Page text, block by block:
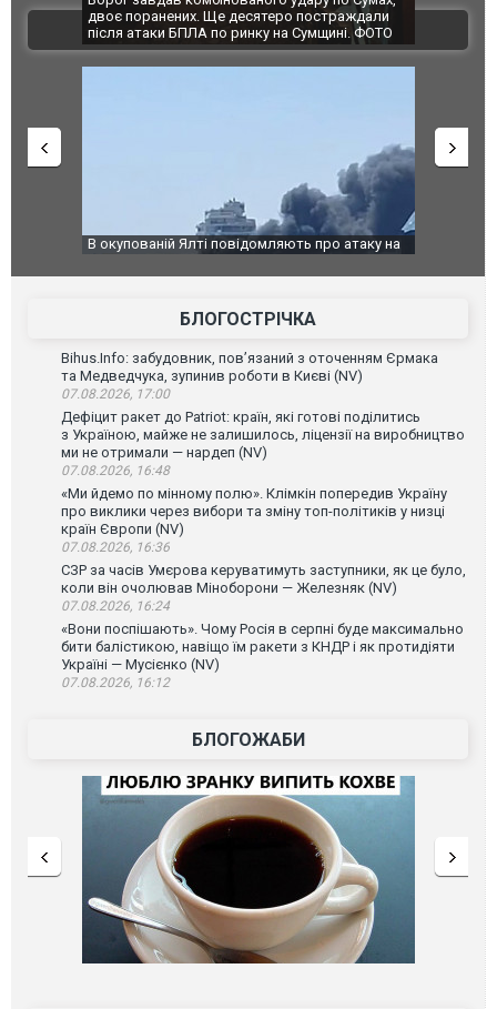
двоє поранених. Ще десятеро постраждали
після атаки БПЛА по ринку на Сумщині. ФОТО
склад
ВІДЕО
В окупованій Ялті повідомляють про атаку на
ВІДЕО
За 2000
склад
БЛОГОСТРІЧКА
Bihus.Info: забудовник, пов’язаний з оточенням Єрмака
та Медведчука, зупинив роботи в Києві (NV)
07.08.2026, 17:00
Дефіцит ракет до Patriot: країн, які готові поділитись
з Україною, майже не залишилось, ліцензії на виробництво
ми не отримали — нардеп (NV)
07.08.2026, 16:48
«Ми йдемо по мінному полю». Клімкін попередив Україну
про виклики через вибори та зміну топ-політиків у низці
країн Європи (NV)
07.08.2026, 16:36
СЗР за часів Умєрова керуватимуть заступники, як це було,
коли він очолював Міноборони — Железняк (NV)
07.08.2026, 16:24
«Вони поспішають». Чому Росія в серпні буде максимально
бити балістикою, навіщо їм ракети з КНДР і як протидіяти
Україні — Мусієнко (NV)
07.08.2026, 16:12
БЛОГОЖАБИ